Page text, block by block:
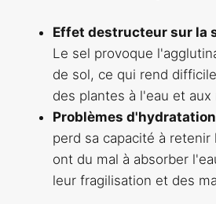
Effet destructeur sur la
Le sel provoque
de sol, ce qui rend
des plantes à l'eau et
Problèmes d'hydratation
perd sa capacité à retenir
ont du mal à absorber
leur fragilisation et des